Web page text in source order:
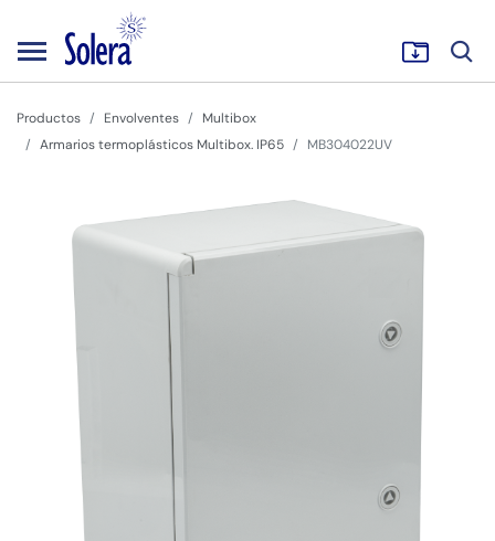
Productos Envolventes
Multibox
Armarios termoplásticos Multibox. IP65
MB304022UV